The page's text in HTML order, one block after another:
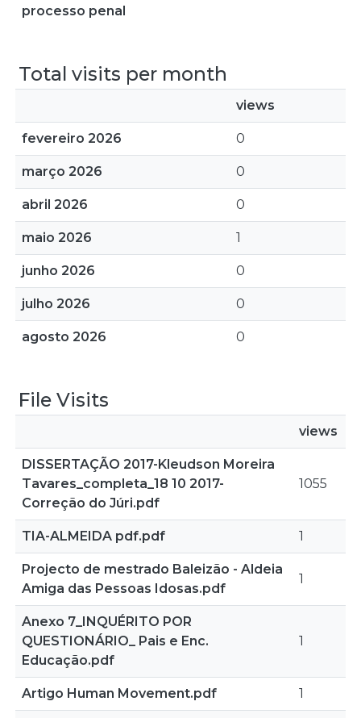
processo penal
Total visits per month
views
fevereiro 2026 0
março 2026 0
abril 2026 0
maio 2026 1
junho 2026 0
julho 2026 0
agosto 2026 0
File Visits
views
DISSERTAÇÃO 2017-Kleudson Moreira
Tavares_completa_18 10 2017-
Correção do Júri.pdf
1055
TIA-ALMEIDA pdf.pdf 1
Projecto de mestrado Baleizão - Aldeia
Amiga das Pessoas Idosas.pdf
1
Anexo 7_INQUÉRITO POR
QUESTIONÁRIO_ Pais e Enc.
Educação.pdf
1
Artigo Human Movement.pdf 1